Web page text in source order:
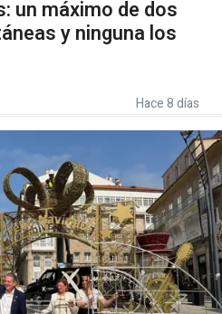
un máximo de dos
y ninguna los
Hace 8 días